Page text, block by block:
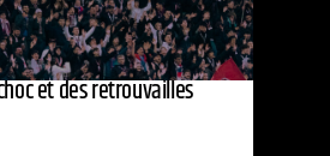
et des retrouvailles